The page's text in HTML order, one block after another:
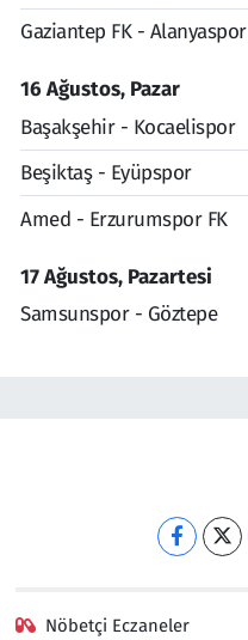
Gaziantep FK - Alanyaspor
16 Ağustos, Pazar
Başakşehir - Kocaelispor
Beşiktaş - Eyüpspor
Amed - Erzurumspor FK
17 Ağustos, Pazartesi
Samsunspor - Göztepe
Nöbetçi Eczaneler